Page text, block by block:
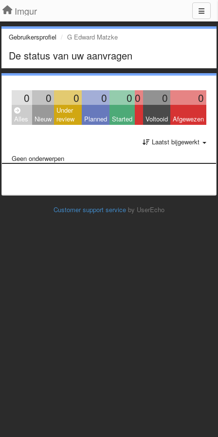
Imgur
Gebruikersprofiel G Edward Matzke
De status van uw aanvragen
0 0 0 0 0 0 0 0
Alles Nieuw
Under
review
Planned Started Voltooid Afgewezen
Laatst bijgewerkt
Geen onderwerpen
Customer support service by UserEcho